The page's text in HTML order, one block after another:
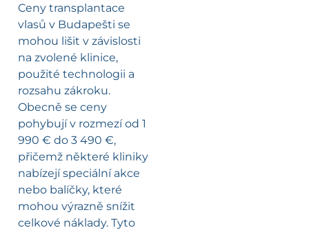
Ceny transplantace
vlasů v Budapešti se
mohou lišit v závislosti
na zvolené klinice,
použité technologii a
rozsahu zákroku.
Obecně se ceny
pohybují v rozmezí od 1
990 € do 3 490 €,
přičemž některé kliniky
nabízejí speciální akce
nebo balíčky, které
mohou výrazně snížit
celkové náklady. Tyto